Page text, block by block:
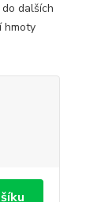
dalších
hmoty